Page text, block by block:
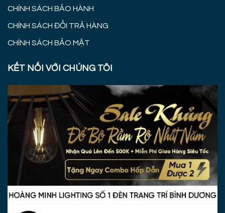
CHÍNH SÁCH BẢO HÀNH
CHÍNH SÁCH ĐỔI TRẢ HÀNG
CHÍNH SÁCH BẢO MẬT
KẾT NỐI VỚI CHÚNG TÔI